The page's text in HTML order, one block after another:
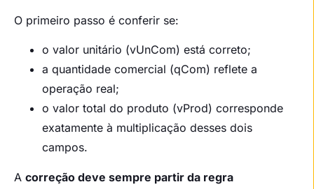
O primeiro passo é conferir se:
o valor unitário (vUnCom) está correto;
a quantidade comercial (qCom) reflete a
operação real;
o valor total do produto (vProd) corresponde
exatamente à multiplicação desses dois
campos.
A correção deve sempre partir da regra